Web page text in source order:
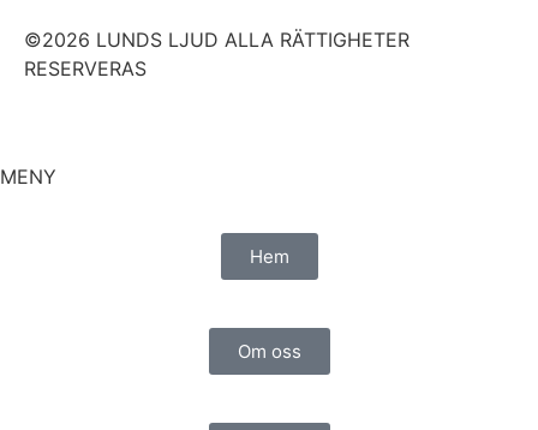
©2026 LUNDS LJUD ALLA RÄTTIGHETER
RESERVERAS
MENY
Hem
Om oss